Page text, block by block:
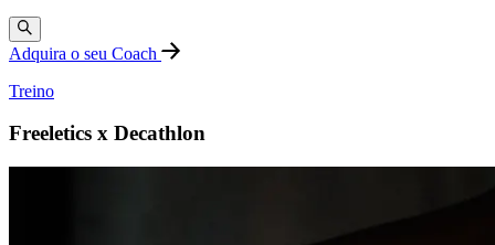
Adquira o seu Coach
Treino
Freeletics x Decathlon